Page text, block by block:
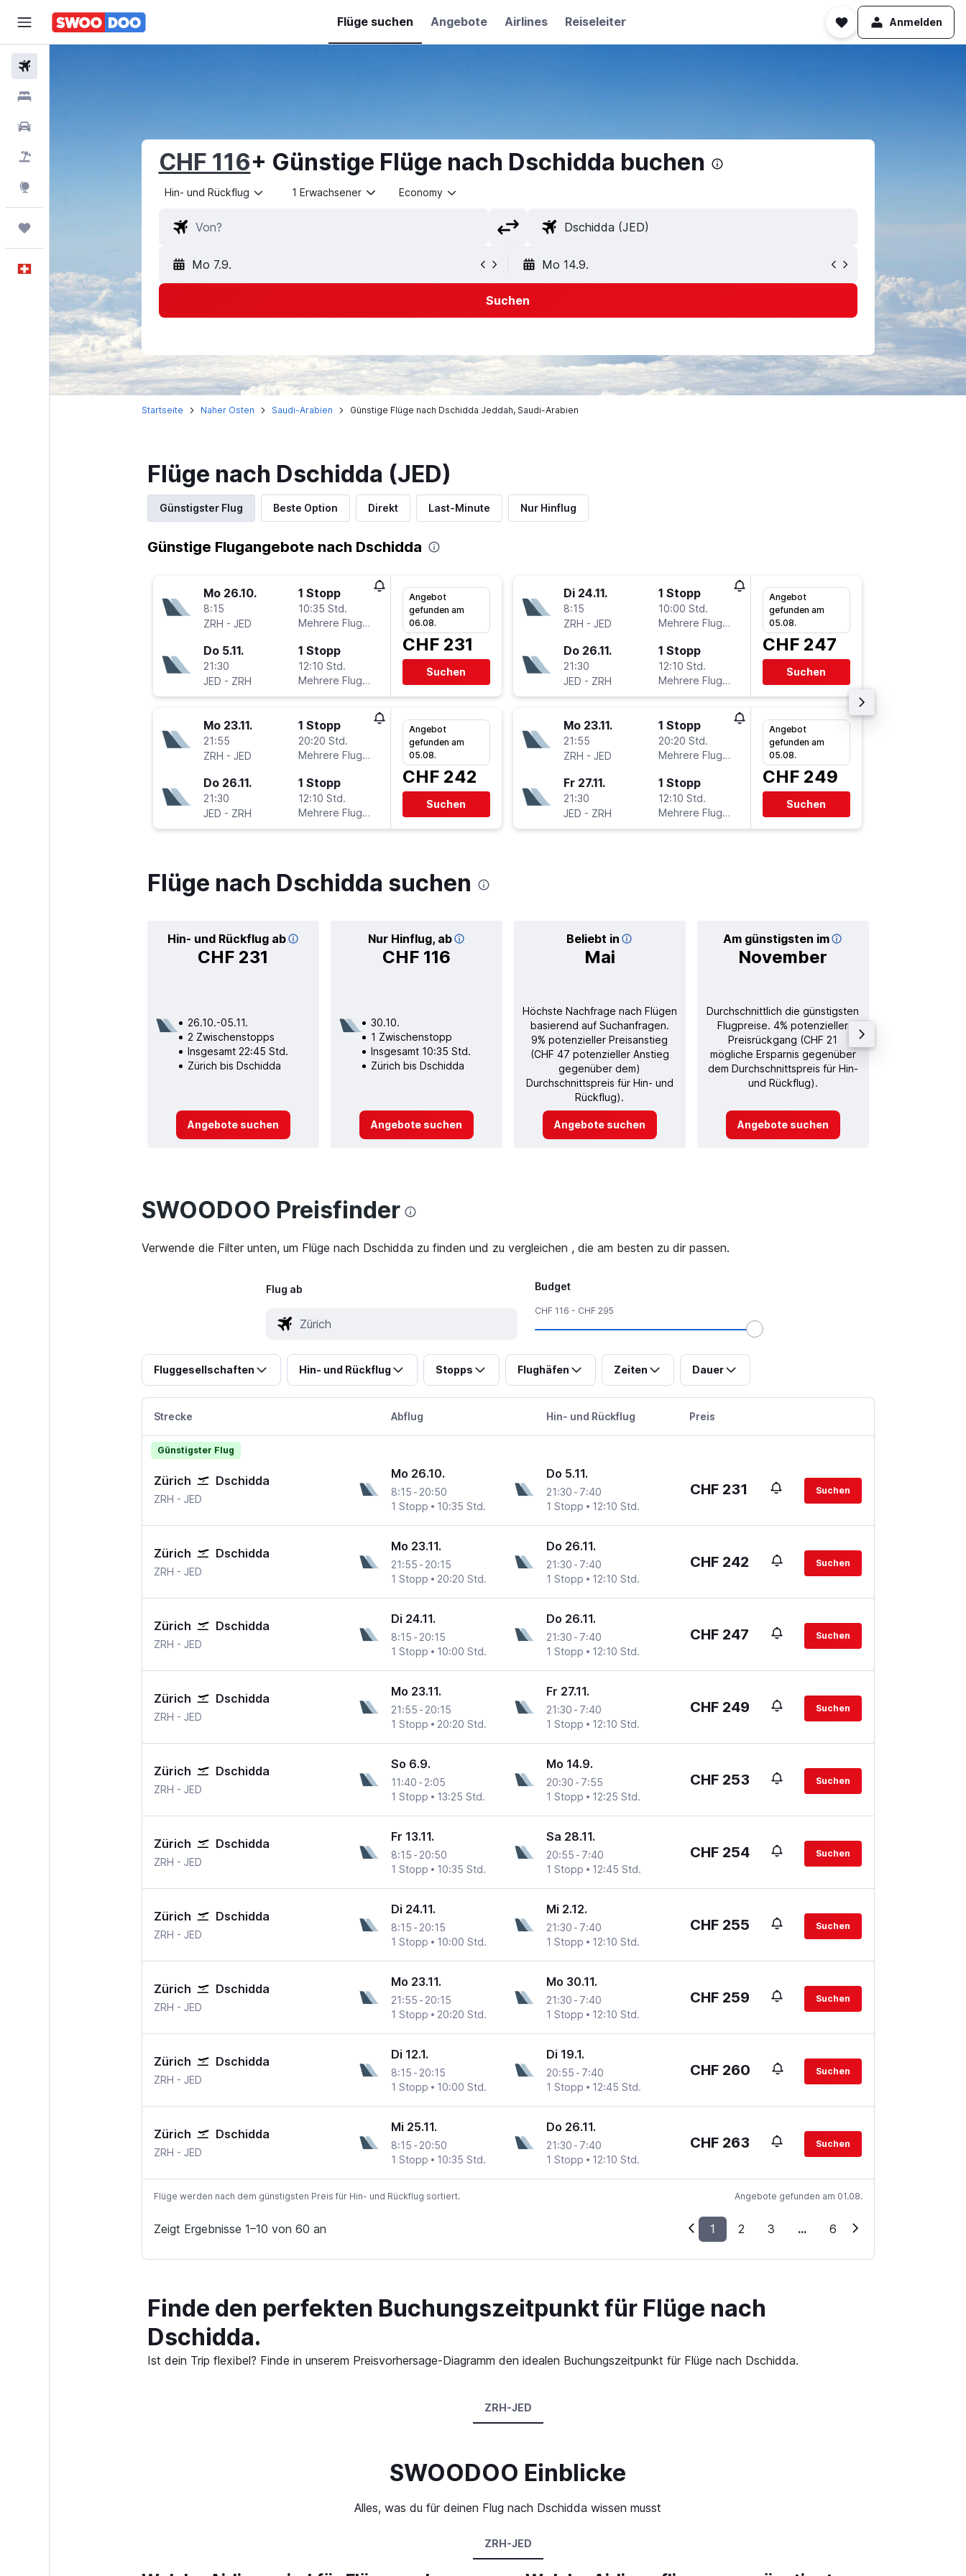
Flüge suchen Angebote Airlines Reiseleiter Anmelden
CHF 116+ Günstige Flüge nach Dschidda buchen
Hin- und Rückflug 1 Erwachsener Economy
Mo 7.9. Mo 14.9.
Suchen
Startseite Naher Osten Saudi-Arabien Günstige Flüge nach Dschidda Jeddah, Saudi-Arabien
Flüge nach Dschidda (JED)
Günstigster Flug Beste Option Direkt Last-Minute Nur Hinflug
Günstige Flugangebote nach Dschidda
Mo 26.10.
8:15
ZRH - JED
1 Stopp
10:35 Std.
Mehrere Fluglinien
Do 5.11.
21:30
JED - ZRH
1 Stopp
12:10 Std.
Mehrere Fluglinien
Angebot
gefunden am
06.08.
CHF 231
Suchen
Mo 23.11.
21:55
ZRH - JED
1 Stopp
20:20 Std.
Mehrere Fluglinien
Do 26.11.
21:30
JED - ZRH
1 Stopp
12:10 Std.
Mehrere Fluglinien
Angebot
gefunden am
05.08.
CHF 242
Suchen
Di 24.11.
8:15
ZRH - JED
1 Stopp
10:00 Std.
Mehrere Fluglinien
Do 26.11.
21:30
JED - ZRH
1 Stopp
12:10 Std.
Mehrere Fluglinien
Angebot
gefunden am
05.08.
CHF 247
Suchen
Mo 23.11.
21:55
ZRH - JED
1 Stopp
20:20 Std.
Mehrere Fluglinien
Fr 27.11.
21:30
JED - ZRH
1 Stopp
12:10 Std.
Mehrere Fluglinien
Angebot
gefunden am
05.08.
CHF 249
Suchen
Flüge nach Dschidda suchen
Hin- und Rückflug ab
CHF 231
Nur Hinflug, ab
CHF 116
Beliebt in
Mai
Am günstigsten im
November
26.10.-05.11.
2 Zwischenstopps
Insgesamt 22:45 Std.
Zürich bis Dschidda
Angebote suchen
30.10.
1 Zwischenstopp
Insgesamt 10:35 Std.
Zürich bis Dschidda
Angebote suchen
Höchste Nachfrage nach Flügen
basierend auf Suchanfragen.
9% potenzieller Preisanstieg
(CHF 47 potenzieller Anstieg
gegenüber dem)
Durchschnittspreis für Hin- und
Rückflug).
Angebote suchen
Durchschnittlich die günstigsten
Flugpreise. 4% potenzieller
Preisrückgang (CHF 21
mögliche Ersparnis gegenüber
dem Durchschnittspreis für Hin-
und Rückflug).
Angebote suchen
SWOODOO Preisfinder
Verwende die Filter unten, um Flüge nach Dschidda zu finden und zu vergleichen , die am besten zu dir passen.
Flug ab Budget
CHF 116 - CHF 295
Fluggesellschaften Hin- und Rückflug Stopps Flughäfen Zeiten Dauer
Strecke Abflug Hin- und Rückflug Preis
Günstigster Flug
Zürich Dschidda
ZRH Zürich
- JED
Mo 26.10.
8:15 - 20:50
1 Stopp
10:35 Std.
Do 5.11.
21:30 - 7:40
1 Stopp
12:10 Std.
CHF 231 Suchen
Zürich Dschidda
ZRH Zürich
- JED
Mo 23.11.
21:55 - 20:15
1 Stopp
20:20 Std.
Do 26.11.
21:30 - 7:40
1 Stopp
12:10 Std.
CHF 242 Suchen
Zürich Dschidda
ZRH Zürich
- JED
Di 24.11.
8:15 - 20:15
1 Stopp
10:00 Std.
Do 26.11.
21:30 - 7:40
1 Stopp
12:10 Std.
CHF 247 Suchen
Zürich Dschidda
ZRH Zürich
- JED
Mo 23.11.
21:55 - 20:15
1 Stopp
20:20 Std.
Fr 27.11.
21:30 - 7:40
1 Stopp
12:10 Std.
CHF 249 Suchen
Zürich Dschidda
ZRH Zürich
- JED
So 6.9.
11:40 - 2:05
1 Stopp
13:25 Std.
Mo 14.9.
20:30 - 7:55
1 Stopp
12:25 Std.
CHF 253 Suchen
Zürich Dschidda
ZRH Zürich
- JED
Fr 13.11.
8:15 - 20:50
1 Stopp
10:35 Std.
Sa 28.11.
20:55 - 7:40
1 Stopp
12:45 Std.
CHF 254 Suchen
Zürich Dschidda
ZRH Zürich
- JED
Di 24.11.
8:15 - 20:15
1 Stopp
10:00 Std.
Mi 2.12.
21:30 - 7:40
1 Stopp
12:10 Std.
CHF 255 Suchen
Zürich Dschidda
ZRH Zürich
- JED
Mo 23.11.
21:55 - 20:15
1 Stopp
20:20 Std.
Mo 30.11.
21:30 - 7:40
1 Stopp
12:10 Std.
CHF 259 Suchen
Zürich Dschidda
ZRH Zürich
- JED
Di 12.1.
8:15 - 20:15
1 Stopp
10:00 Std.
Di 19.1.
20:55 - 7:40
1 Stopp
12:45 Std.
CHF 260 Suchen
Zürich Dschidda
ZRH Zürich
- JED
Mi 25.11.
8:15 - 20:50
1 Stopp
10:35 Std.
Do 26.11.
21:30 - 7:40
1 Stopp
12:10 Std.
CHF 263 Suchen
Flüge werden nach dem günstigsten Preis für Hin- und Rückflug sortiert. Angebote gefunden am 01.08.
Zeigt Ergebnisse 1–10 von 60 an 1 2 3 ... 6
Finde den perfekten Buchungszeitpunkt für Flüge nach
Dschidda.
Ist dein Trip flexibel? Finde in unserem Preisvorhersage-Diagramm den idealen Buchungszeitpunkt für Flüge nach Dschidda.
ZRH-JED
SWOODOO Einblicke
Alles, was du für deinen Flug nach Dschidda wissen musst
ZRH-JED